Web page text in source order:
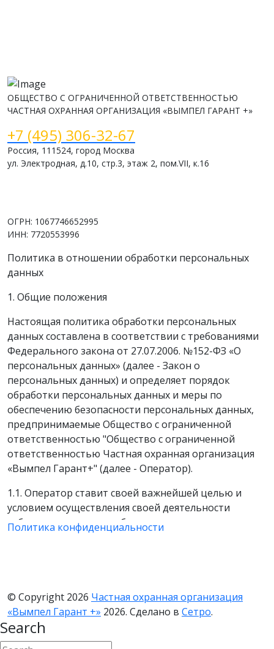
ОБЩЕСТВО С ОГРАНИЧЕННОЙ ОТВЕТСТВЕННОСТЬЮ
ЧАСТНАЯ ОХРАННАЯ ОРГАНИЗАЦИЯ «ВЫМПЕЛ ГАРАНТ +»
+7 (495) 306-32-67
Россия, 111524, город Москва
ул. Электродная, д.10, стр.3, этаж 2, пом.VII, к.16
ОГРН: 1067746652995
ИНН: 7720553996
Политика в отношении обработки персональных
данных
1. Общие положения
Настоящая политика обработки персональных
данных составлена в соответствии с требованиями
Федерального закона от 27.07.2006. №152-ФЗ «О
персональных данных» (далее - Закон о
персональных данных) и определяет порядок
обработки персональных данных и меры по
обеспечению безопасности персональных данных,
предпринимаемые Общество с ограниченной
ответственностью "Общество с ограниченной
ответственностью Частная охранная организация
«Вымпел Гарант+" (далее - Оператор).
1.1. Оператор ставит своей важнейшей целью и
условием осуществления своей деятельности
соблюдение прав и свобод человека и гражданина
при обработке его персональных данных, в том
1.2. Настоящая политика Оператора в отношении
обработки персональных данных (далее - Политика)
применяется ко всей информации, которую
Оператор может получить о посетителях веб-сайта
Политика конфиденциальности
© Copyright 2026 Частная охранная организация
«Вымпел Гарант +» 2026. Сделано в Сетро.
Search